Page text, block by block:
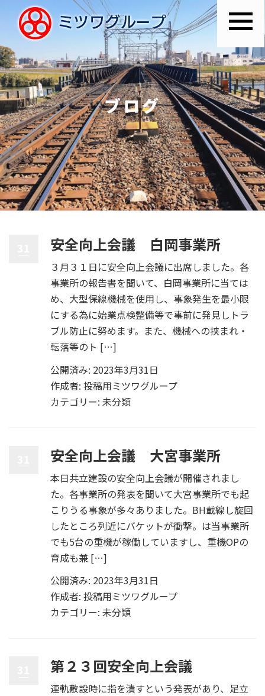
ブログ
安全向上会議 白岡事業所
３月３１日に安全向上会議に出席しました。各
事業所の報告書を聞いて、白岡事業所に当ては
め、大型保線機械を使用し、事象発生を最小限
にする為に始業点検整備等で事前に発見しトラ
ブル防止に努めます。また、機械への挟まれ・
転落等のト […]
公開済み: 2023年3月31日
作成者: 投稿用ミツワグループ
カテゴリー: 未分類
安全向上会議 大宮事業所
本日共立建設の安全向上会議が開催されまし
た。各事業所の発表を聞いて大宮事業所でも起
こりうる事象が多々ありました。BH載線し旋回
したところ列近にバケットが衝撃。は当事業所
でも5台の重機が稼働していますし、重機OPの
育成も兼 […]
公開済み: 2023年3月31日
作成者: 投稿用ミツワグループ
カテゴリー: 未分類
第２３回安全向上会議
連軌敷設時に指を潰すという発表があり、足立